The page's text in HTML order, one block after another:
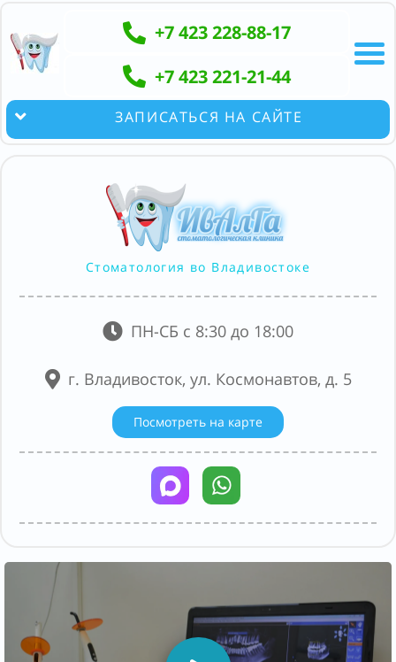
+7 423 228-88-17
+7 423 221-21-44
ЗАПИСАТЬСЯ НА САЙТЕ
Стоматология во Владивостоке
ПН-СБ с 8:30 до 18:00
г. Владивосток, ул. Космонавтов, д. 5
Посмотреть на карте